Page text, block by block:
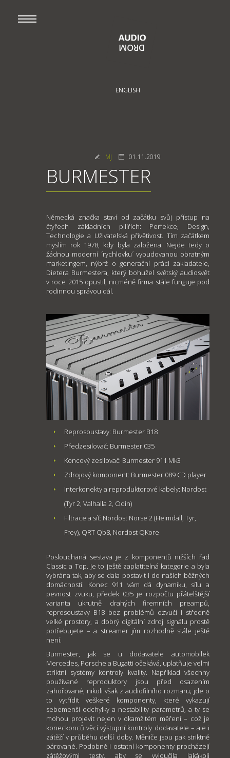
ENGLISH
MJ 01.11.2019
BURMESTER
Německá značka staví od začátku svůj přístup na
čtyřech základních pilířích: Perfekce, Design,
Technologie a Uživatelská přívětivost. Tím začátkem
myslím rok 1978, kdy byla založena. Nejde tedy o
žádnou moderní ´rychlovku´ vybudovanou obratným
marketingem, nýbrž o generační práci zakladatele,
Dietera Burmestera, který bohužel světský audiosvět
v roce 2015 opustil, nicméně firma stále funguje pod
rodinnou správou dál.
Reprosoustavy: Burmester B18
Předzesilovač: Burmester 035
Koncový zesilovač: Burmester 911 Mk3
Zdrojový komponent: Burmester 089 CD player
Interkonekty a reproduktorové kabely: Nordost
(Tyr 2, Valhalla 2, Odin)
Filtrace a síť: Nordost Norse 2 (Heimdall, Tyr,
Frey), QRT Qb8, Nordost QKore
Poslouchaná sestava je z komponentů nižších řad
Classic a Top. Je to ještě zaplatitelná kategorie a byla
vybrána tak, aby se dala postavit i do našich běžných
domácností. Konec 911 vám dá dynamiku, sílu a
pevnost zvuku, předek 035 je rozpočtu přátelštější
varianta ukrutně drahých firemních preampů,
reprosoustavy B18 bez problémů ozvučí i středně
velké prostory, a dobrý digitální zdroj signálu prostě
potřebujete – a streamer jím rozhodně stále ještě
není.
Burmester, jak se u dodavatele automobilek
Mercedes, Porsche a Bugatti očekává, uplatňuje velmi
striktní systémy kontroly kvality. Například všechny
používané reproduktory jsou před osazením
zahořované, nikoli však z audiofilního rozmaru; jde o
to vytřídit veškeré komponenty, které vykazují
sebemenší odchylky a nestability parametrů, a ty se
mohou projevit nejen v okamžitém měření – což je
koneckonců věcí výstupní kontroly dodavatele – ale i
zátěží v průběhu delší doby. Měniče jsou pak striktně
párované. Podobně i ostatní komponenty procházejí
zátěžovými testy, aby se vyloučila jakákoli